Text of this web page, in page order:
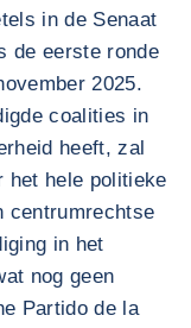
in de Senaat
de eerste ronde
2025.
coalities in
heeft, zal
het hele politieke
centrumrechtse
in het
nog geen
Partido de la